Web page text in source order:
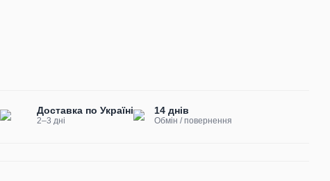
Доставка по Україні
2–3 дні
14 днів
Обмін / повернення